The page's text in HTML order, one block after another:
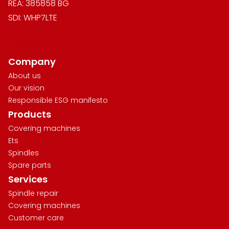
REA: 385858 BG
SDI: WHP7LTE
Company
About us
Our vision
Responsible ESG manifesto
Products
Covering machines
Ets
Spindles
Spare parts
Services
Spindle repair
Covering machines
Customer care